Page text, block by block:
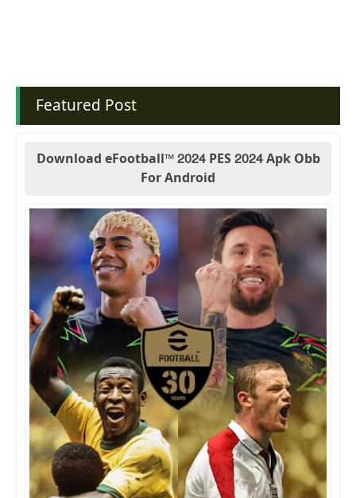
Featured Post
Download eFootball™ 2024 PES 2024 Apk Obb
For Android